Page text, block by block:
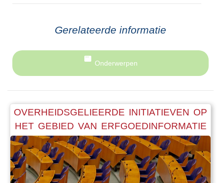
Gerelateerde informatie
Onderwerpen
OVERHEIDSGELIEERDE INITIATIEVEN OP
HET GEBIED VAN ERFGOEDINFORMATIE